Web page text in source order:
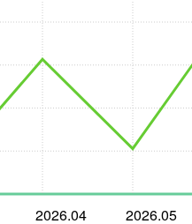
2026.04 2026.05